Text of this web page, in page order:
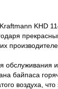
KHD
обслуживания
байпаса
воздуха, что